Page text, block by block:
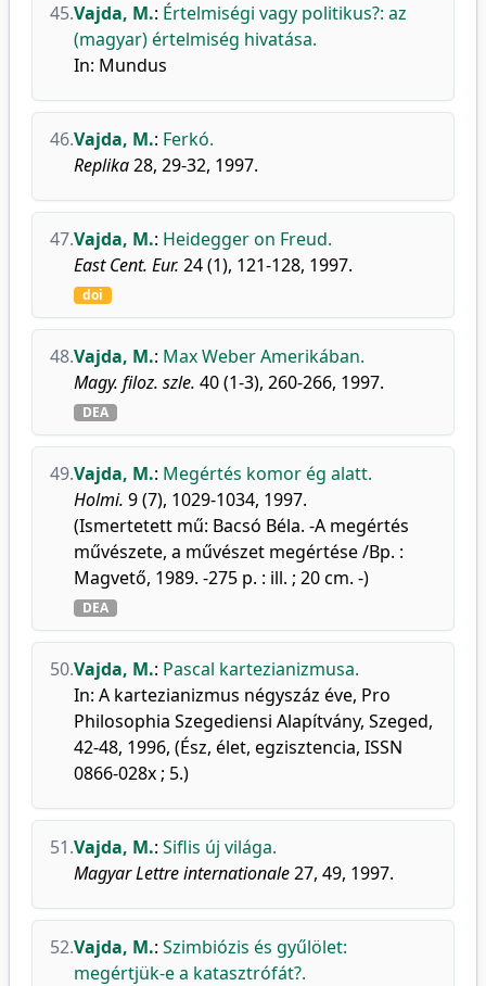
45.Vajda, M.: Értelmiségi vagy politikus?: az
(magyar) értelmiség hivatása.
In: Mundus
46.Vajda, M.: Ferkó.
Replika28, 29-32, 1997.
47.Vajda, M.: Heidegger on Freud.
East Cent. Eur. 24 (1), 121-128, 1997.
doi
48.Vajda, M.: Max Weber Amerikában.
Magy. filoz. szle. 40 (1-3), 260-266, 1997.
DEA
49.Vajda, M.: Megértés komor ég alatt.
Holmi. 9 (7), 1029-1034, 1997.
(Ismertetett mű: Bacsó Béla. -A megértés
művészete, a művészet megértése /Bp. :
Magvető, 1989. -275 p. : ill. ; 20 cm. -)
DEA
50.Vajda, M.: Pascal kartezianizmusa.
In: A kartezianizmus négyszáz éve, Pro
Philosophia Szegediensi Alapítvány, Szeged,
42-48, 1996, (Ész, élet, egzisztencia, ISSN
0866-028x ; 5.)
51.Vajda, M.: Siflis új világa.
Magyar Lettre internationale27, 49, 1997.
52.Vajda, M.: Szimbiózis és gyűlölet:
megértjük-e a katasztrófát?.